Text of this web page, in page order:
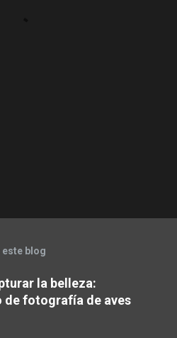
este blog
la belleza:
de fotografía de aves